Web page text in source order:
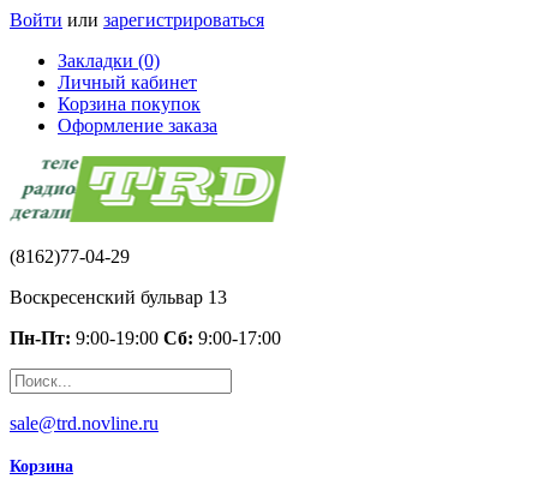
Войти или зарегистрироваться
Закладки (0)
Личный кабинет
Корзина покупок
Оформление заказа
(8162)77-04-29
Воскресенский бульвар 13
Пн-Пт: 9:00-19:00 Сб: 9:00-17:00
sale@trd.novline.ru
Корзина